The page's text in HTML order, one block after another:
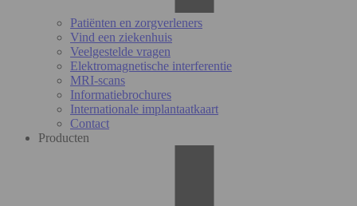
Patiënten en zorgverleners
Vind een ziekenhuis
Veelgestelde vragen
Elektromagnetische interferentie
MRI-scans
Informatiebrochures
Internationale implantaatkaart
Contact
Producten